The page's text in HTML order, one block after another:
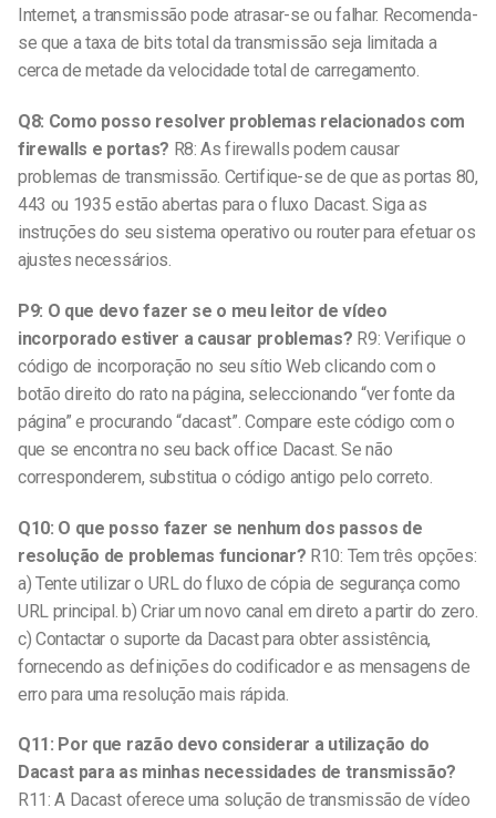
Internet, a transmissão pode atrasar-se ou falhar. Recomenda-
se que a taxa de bits total da transmissão seja limitada a
cerca de metade da velocidade total de carregamento.
Q8: Como posso resolver problemas relacionados com
firewalls e portas? R8: As firewalls podem causar
problemas de transmissão. Certifique-se de que as portas 80,
443 ou 1935 estão abertas para o fluxo Dacast. Siga as
instruções do seu sistema operativo ou router para efetuar os
ajustes necessários.
P9: O que devo fazer se o meu leitor de vídeo
incorporado estiver a causar problemas? R9: Verifique o
código de incorporação no seu sítio Web clicando com o
botão direito do rato na página, seleccionando “ver fonte da
página” e procurando “dacast”. Compare este código com o
que se encontra no seu back office Dacast. Se não
corresponderem, substitua o código antigo pelo correto.
Q10: O que posso fazer se nenhum dos passos de
resolução de problemas funcionar? R10: Tem três opções:
a) Tente utilizar o URL do fluxo de cópia de segurança como
URL principal. b) Criar um novo canal em direto a partir do zero.
c) Contactar o suporte da Dacast para obter assistência,
fornecendo as definições do codificador e as mensagens de
erro para uma resolução mais rápida.
Q11: Por que razão devo considerar a utilização do
Dacast para as minhas necessidades de transmissão?
R11: A Dacast oferece uma solução de transmissão de vídeo